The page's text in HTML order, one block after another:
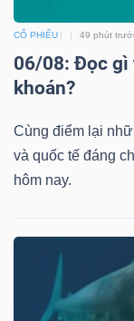
CỔ PHIẾU 49 phút
06/08: Đọc gì
khoán?
Cùng điểm lại
và quốc tế đáng
hôm nay.